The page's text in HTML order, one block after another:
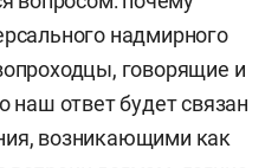
надмирного
говорящие и
наш ответ будет связан
возникающими как